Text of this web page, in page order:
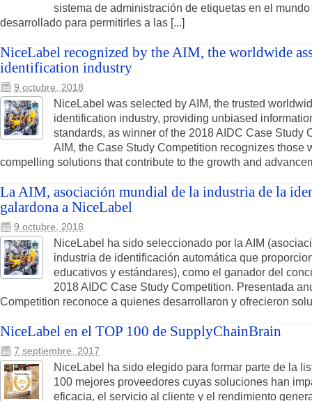
sistema de administración de etiquetas en el
desarrollado para permitirles a las [...]
NiceLabel recognized by the AIM, the worldwide
identification industry
9 octubre, 2018
NiceLabel was selected by AIM, the trusted
identification industry, providing unbiased
standards, as winner of the 2018 AIDC Case Study
AIM, the Case Study Competition recognizes those
compelling solutions that contribute to the growth and
La AIM, asociación mundial de la industria de la
galardona a NiceLabel
9 octubre, 2018
NiceLabel ha sido seleccionado por la AIM
industria de identificación automática que
educativos y estándares), como el ganador del
2018 AIDC Case Study Competition. Presentada
Competition reconoce a quienes desarrollaron y ofrecieron
NiceLabel en el TOP 100 de SupplyChainBrain
7 septiembre, 2017
NiceLabel ha sido elegido para formar parte de la
100 mejores proveedores cuyas soluciones han
eficacia, el servicio al cliente y el rendimiento